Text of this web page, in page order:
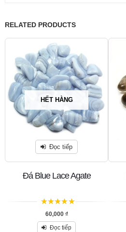
RELATED PRODUCTS
HẾT HÀNG
Đọc tiếp
Đá Blue Lace Agate
60,000 ₫
Đọc tiếp